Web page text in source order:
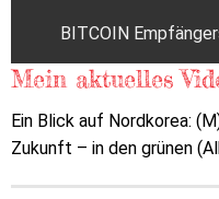
BITCOIN
Mein aktuelles
Ein Blick auf Nordkorea:
Zukunft – in den grünen